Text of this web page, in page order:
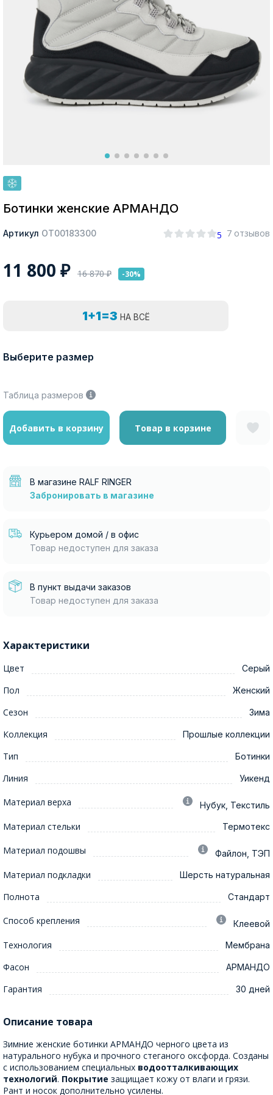
Покупателям
Ботинки женские АРМАНДО
Артикул ОТ00183300 5 7 отзывов
11 800 ₽ 16 870₽ -30%
1+1=3 НА ВСЁ
Выберите размер
Таблица размеров
Добавить в корзину Товар в корзине
В магазине RALF RINGER
Забронировать в магазине
Курьером домой / в офис
Товар недоступен для заказа
В пункт выдачи заказов
Товар недоступен для заказа
Характеристики
Цвет Серый
Пол Женский
Сезон Зима
Коллекция Прошлые коллекции
Тип Ботинки
Линия Уикенд
Материал верха Нубук, Текстиль
Материал стельки Термотекс
Материал подошвы Файлон, ТЭП
Материал подкладки Шерсть натуральная
Полнота Стандарт
Способ крепления Клеевой
Технология Мембрана
Фасон АРМАНДО
Гарантия 30 дней
Описание товара
Зимние женские ботинки АРМАНДО черного цвета из
натурального нубука и прочного стеганого оксфорда. Созданы
с использованием специальных водоотталкивающих
технологий. Покрытие защищает кожу от влаги и грязи.
Рант и носок дополнительно усилены.